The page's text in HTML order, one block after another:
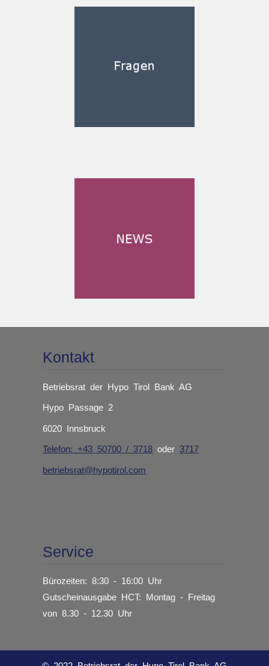
Kontakt
Betriebsrat der Hypo Tirol Bank AG
Hypo Passage 2
6020 Innsbruck
Telefon: +43 50700 / 3718 oder3717
betriebsrat@hypotirol.com
Service
Bürozeiten: 8:30 - 16:00 Uhr
Gutscheinausgabe HCT: Montag - Freitag
von 8.30 - 12.30 Uhr